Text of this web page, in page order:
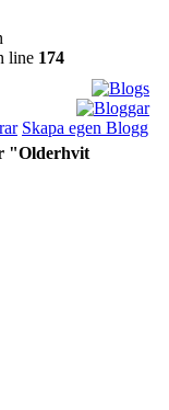
line 174
Skapa egen Blogg
"Olderhvit